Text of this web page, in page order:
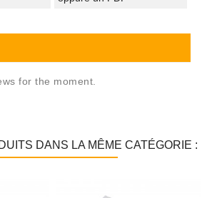
for the moment.
DANS LA MÊME CATÉGORIE :